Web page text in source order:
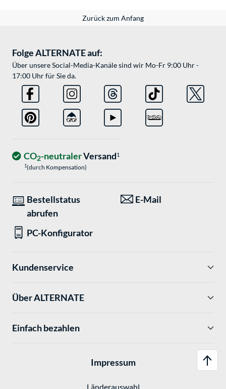
Zurück zum Anfang
Folge ALTERNATE auf:
Über unsere Social-Media-Kanäle sind wir Mo-Fr 9:00 Uhr -
17:00 Uhr für Sie da.
CO2-neutralerVersand1
1(durch Kompensation)
Bestellstatus
abrufen
E-Mail
PC-Konfigurator
Kundenservice
Über ALTERNATE
Einfach bezahlen
Impressum
Länderauswahl